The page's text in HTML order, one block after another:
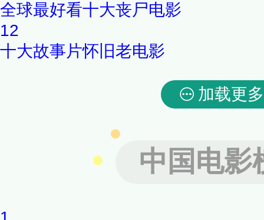
全球最好看十大丧尸电影
12
十大故事片怀旧老电影
加载更多
中国电影